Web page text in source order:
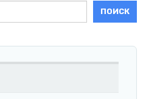
ПОИСК